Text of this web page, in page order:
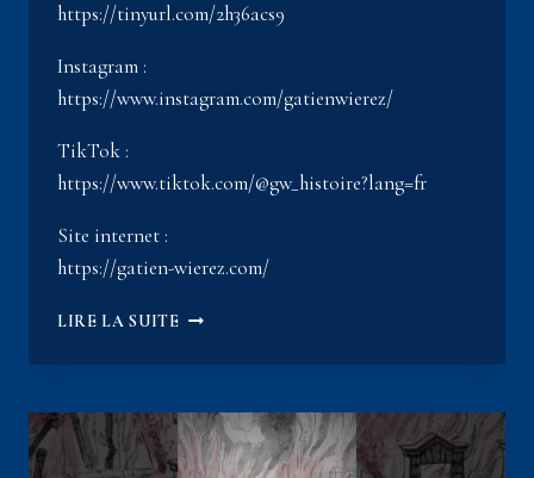
https://tinyurl.com/2h36acs9
Instagram :
https://www.instagram.com/gatienwierez/
TikTok :
https://www.tiktok.com/@gw_histoire?lang=fr
Site internet :
https://gatien-wierez.com/
LIRE LA SUITELA
CACHÉE
LA
MONTESPAN
/